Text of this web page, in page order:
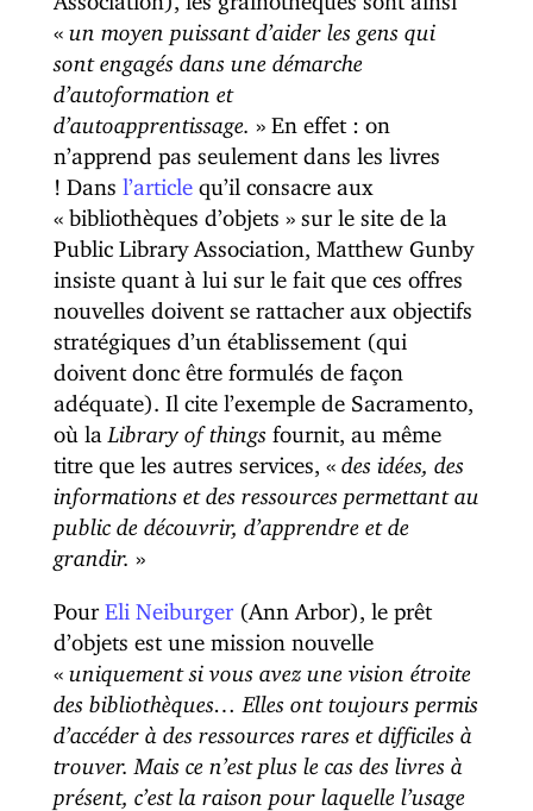
un moyen puissant d’aider les gens qui
sont engagés dans une démarche
d’autoformation et
d’autoapprentissage.
» En effet : on
n’apprend pas seulement dans les livres
! Dans l’article qu’il consacre aux
« bibliothèques d’objets » sur le site de la
Public Library Association, Matthew Gunby
insiste quant à lui sur le fait que ces offres
nouvelles doivent se rattacher aux objectifs
stratégiques d’un établissement (qui
doivent donc être formulés de façon
adéquate). Il cite l’exemple de Sacramento,
où la Library of things fournit, au même
titre que les autres services, «
des idées, des
informations et des ressources permettant au
public de découvrir, d’apprendre et de
grandir.
Pour Eli Neiburger(Ann Arbor), le prêt
d’objets est une mission nouvelle
uniquement si vous avez une vision étroite
des bibliothèques… Elles ont toujours permis
d’accéder à des ressources rares et difficiles à
trouver. Mais ce n’est plus le cas des livres à
présent, c’est la raison pour laquelle l’usage